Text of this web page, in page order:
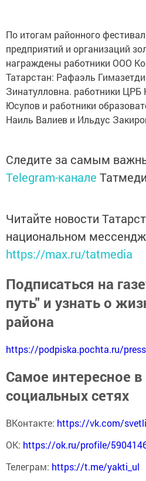
По итогам районного
предприятий и организаций
награждены работники ООО
Татарстан: Рафаэль
Зинатулловна. работники
Юсупов и работники
Наиль Валиев и Ильдус
Следите за самым
Telegram-канале
Читайте новости
национальном
https://max.ru/tatmedia
Подписаться на
путь" и узнать о
района
https://podpiska.pochta.ru/
Самое интересное
социальных сетях
ВКонтакте: https://vk.com/
ОК: https://ok.ru/profile/
Телеграм: https://t.me/yakti_ul